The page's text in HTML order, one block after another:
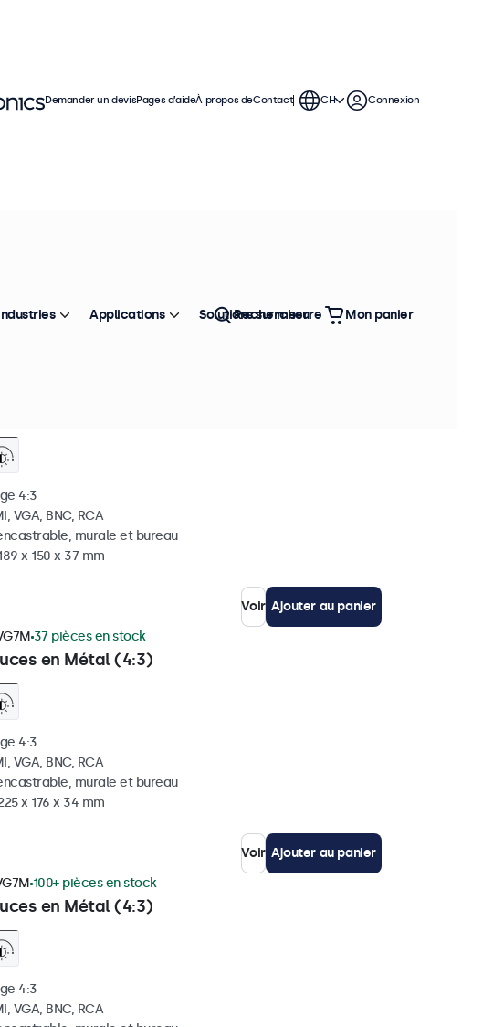
continue dans des environnements
nombreuses options de configuration.
Top vente
4:3
VGA, BNC, RCA
murale et bureau
x 150 x 37 mm
Voir Ajouter au panier
en Métal (4:3)
37 pièces en stock
4:3
VGA, BNC, RCA
murale et bureau
x 176 x 34 mm
Voir Ajouter au panier
en Métal (4:3)
100+ pièces en stock
4:3
VGA, BNC, RCA
Demander un devisPages d’aideÀ propos deContact CH Connexion
Applications Solutions sur mesure
Rechercher Mon panier